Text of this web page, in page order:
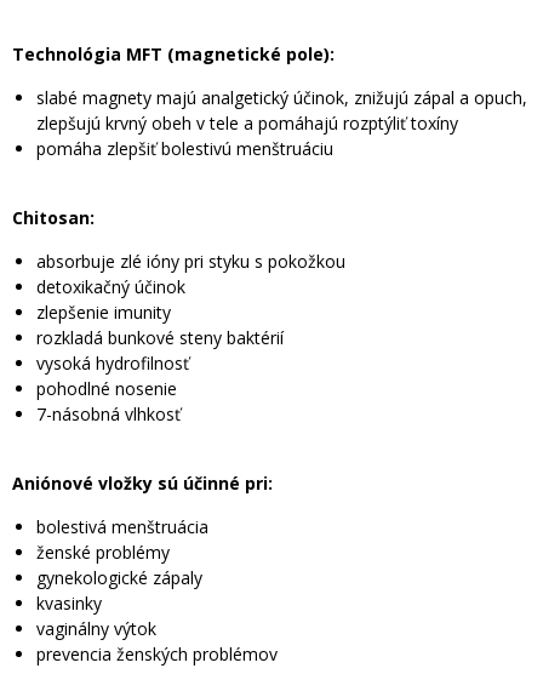
Technológia MFT (magnetické pole):
slabé magnety majú analgetický účinok, znižujú zápal a opuch,
zlepšujú krvný obeh v tele a pomáhajú rozptýliť toxíny
pomáha zlepšiť bolestivú menštruáciu
Chitosan:
absorbuje zlé ióny pri styku s pokožkou
detoxikačný účinok
zlepšenie imunity
rozkladá bunkové steny baktérií
vysoká hydrofilnosť
pohodlné nosenie
7-násobná vlhkosť
Aniónové vložky sú účinné pri:
bolestivá menštruácia
ženské problémy
gynekologické zápaly
kvasinky
vaginálny výtok
prevencia ženských problémov